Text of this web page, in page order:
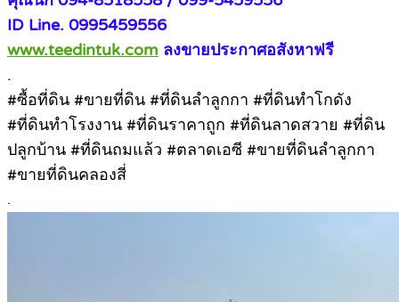
ID Line. 0995459556
www.teedintuk.com ลงขายประกาศอสังหาฟรี
.
#ซื้อที่ดิน #ขายที่ดิน #ที่ดินลำลูกกา #ที่ดินทำโกดัง
#ที่ดินทำโรงงาน #ที่ดินราคาถูก #ที่ดินลาดสวาย #ที่ดิน
ปลูกบ้าน #ที่ดินถมแล้ว #ตลาดเอซี #ขายที่ดินลำลูกกา
#ขายที่ดินคลองสี่
.